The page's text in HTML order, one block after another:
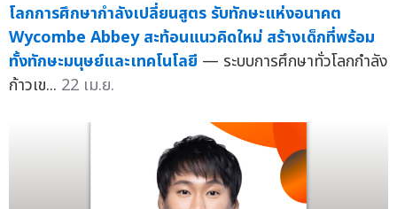
โลกการศึกษากำลังเปลี่ยนสูตร รับทักษะแห่งอนาคต
Wycombe Abbey สะท้อนแนวคิดใหม่ สร้างเด็กที่พร้อม
ทั้งทักษะมนุษย์และเทคโนโลยี — ระบบการศึกษาทั่วโลกกำลัง
ก้าวเข... 22 เม.ย.